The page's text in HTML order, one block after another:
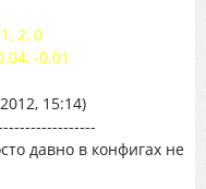
2, 0
-0.01
15:14)
давно в конфигах не